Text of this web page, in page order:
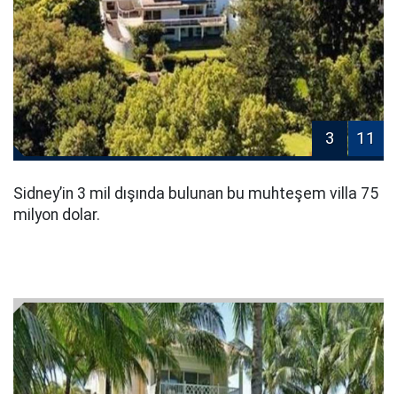
3 11
Sidney’in 3 mil dışında bulunan bu muhteşem villa 75
milyon dolar.